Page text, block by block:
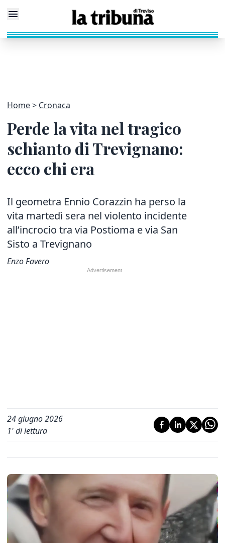
Home Cronaca
Perde la vita nel tragico
schianto di Trevignano:
ecco chi era
Il geometra Ennio Corazzin ha perso la
vita martedì sera nel violento incidente
all’incrocio tra via Postioma e via San
Sisto a Trevignano
Enzo Favero
24 giugno 2026
1' di lettura